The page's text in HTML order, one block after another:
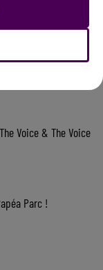
B Fest' 2026 !
Voice & The Voice
Parc !